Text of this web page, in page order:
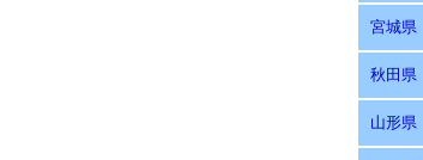
宮城県
秋田県
山形県